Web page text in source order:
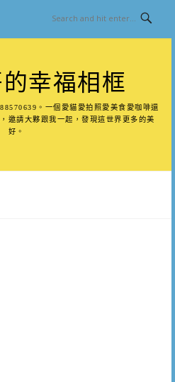
幸福相框
。一個愛貓愛拍照愛美食愛咖啡還
邀請大夥跟我一起，發現這世界更多的美
好。